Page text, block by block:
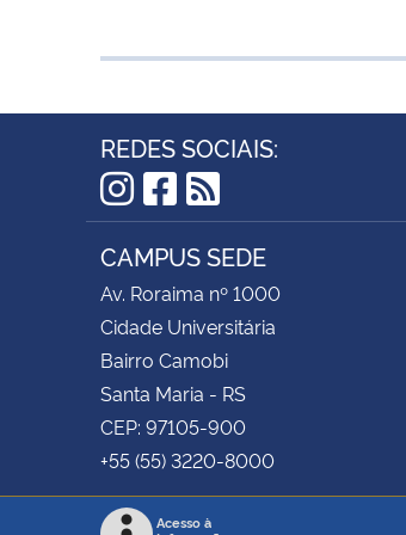
REDES SOCIAIS:
Instagram
Facebook
RSS
CAMPUS SEDE
Av. Roraima nº 1000
Cidade Universitária
Bairro Camobi
Santa Maria - RS
CEP: 97105-900
+55 (55) 3220-8000
Acesso à